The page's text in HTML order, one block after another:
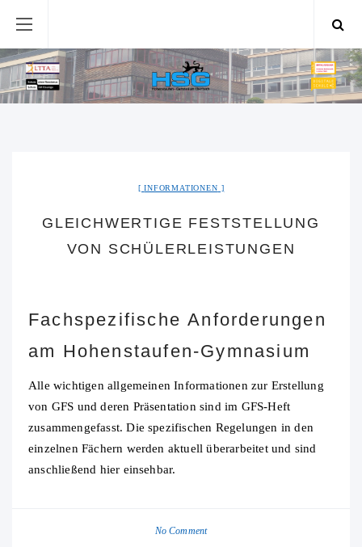
INFORMATIONEN
GLEICHWERTIGE FESTSTELLUNG
VON SCHÜLERLEISTUNGEN
Fachspezifische Anforderungen
am Hohenstaufen-Gymnasium
Alle wichtigen allgemeinen Informationen zur Erstellung
von GFS und deren Präsentation sind im GFS-Heft
zusammengefasst. Die spezifischen Regelungen in den
einzelnen Fächern werden aktuell überarbeitet und sind
anschließend hier einsehbar.
No Comment